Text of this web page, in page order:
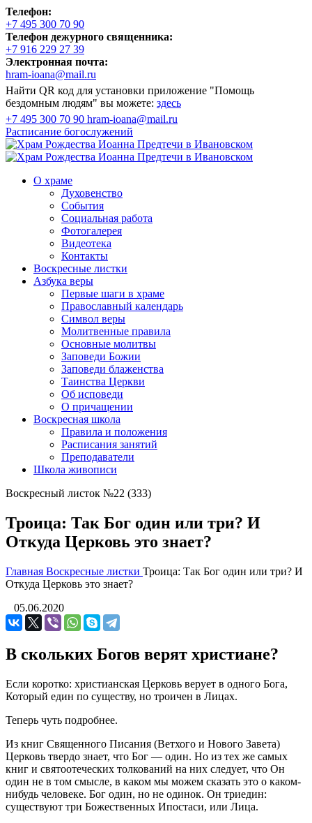
Телефон:
+7 495 300 70 90
Телефон дежурного священника:
+7 916 229 27 39
Электронная почта:
hram-ioana@mail.ru
Найти QR код для установки приложение "Помощь
бездомным людям" вы можете: здесь
+7 495 300 70 90 hram-ioana@mail.ru
Расписание богослужений
О храме
Духовенство
События
Социальная работа
Фотогалерея
Видеотека
Контакты
Воскресные листки
Азбука веры
Первые шаги в храме
Православный календарь
Символ веры
Молитвенные правила
Основные молитвы
Заповеди Божии
Заповеди блаженства
Таинства Церкви
Об исповеди
О причащении
Воскресная школа
Правила и положения
Расписания занятий
Преподаватели
Школа живописи
Воскресный листок №22 (333)
Троица: Так Бог один или три? И
Откуда Церковь это знает?
Главная Воскресные листки Троица: Так Бог один или три? И
Откуда Церковь это знает?
05.06.2020
В скольких Богов верят христиане?
Если коротко: христианская Церковь верует в одного Бога,
Который един по существу, но троичен в Лицах.
Теперь чуть подробнее.
Из книг Священного Писания (Ветхого и Нового Завета)
Церковь твердо знает, что Бог — один. Но из тех же самых
книг и святоотеческих толкований на них следует, что Он
один не в том смысле, в каком мы можем сказать это о каком-
нибудь человеке. Бог один, но не одинок. Он триедин:
существуют три Божественных Ипостаси, или Лица.